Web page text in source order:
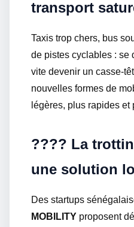
transport
Taxis trop chers, bus
de pistes cyclables : se
vite devenir un casse-
nouvelles formes de
légères, plus rapides
???? La
une solution
Des startups
MOBILITY proposent